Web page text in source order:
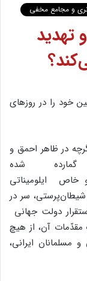
و مجامع مخفی
تهدید
خود را در روزهای
در ظاهر احمق و
شده
خاص ایلومیناتی
سر در
دولت جهانی
مقدّمات آن، از هیچ
مسلمانان ایرانی،